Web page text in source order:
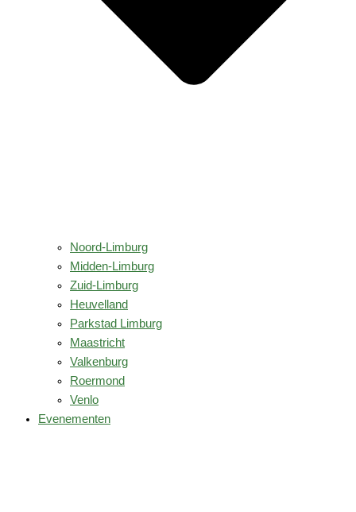
Noord-Limburg
Midden-Limburg
Zuid-Limburg
Heuvelland
Parkstad Limburg
Maastricht
Valkenburg
Roermond
Venlo
Evenementen